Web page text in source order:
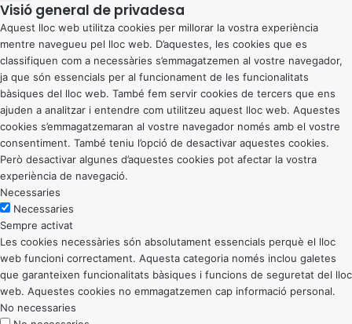
Visió general de privadesa
Aquest lloc web utilitza cookies per millorar la vostra experiència
mentre navegueu pel lloc web. D’aquestes, les cookies que es
classifiquen com a necessàries s’emmagatzemen al vostre navegador,
ja que són essencials per al funcionament de les funcionalitats
bàsiques del lloc web. També fem servir cookies de tercers que ens
ajuden a analitzar i entendre com utilitzeu aquest lloc web. Aquestes
cookies s’emmagatzemaran al vostre navegador només amb el vostre
consentiment. També teniu l’opció de desactivar aquestes cookies.
Però desactivar algunes d’aquestes cookies pot afectar la vostra
experiència de navegació.
Necessaries
Necessaries
Sempre activat
Les cookies necessàries són absolutament essencials perquè el lloc
web funcioni correctament. Aquesta categoria només inclou galetes
que garanteixen funcionalitats bàsiques i funcions de seguretat del lloc
web. Aquestes cookies no emmagatzemen cap informació personal.
No necessaries